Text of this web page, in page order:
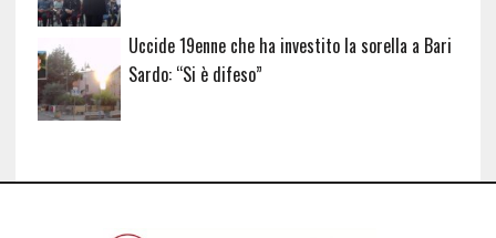
Uccide 19enne che ha investito la sorella a Bari
Sardo: “Si è difeso”